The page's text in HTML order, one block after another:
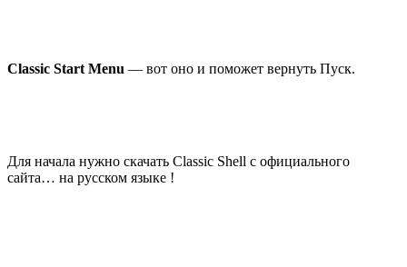
Classic Start Menu — вот оно и поможет вернуть Пуск.
Для начала нужно скачать Classic Shell с официального
сайта… на русском языке !